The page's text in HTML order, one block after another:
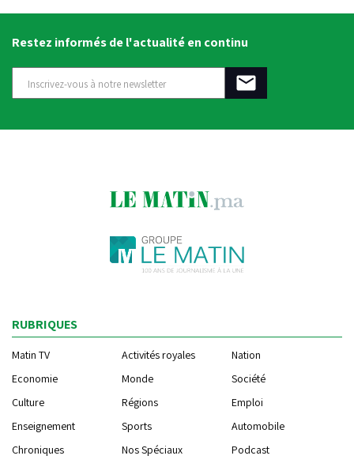
Restez informés de l'actualité en continu
RUBRIQUES
Matin TV Activités royales
Nation
Economie
Monde
Société
Culture
Régions
Emploi
Enseignement
Sports
Automobile
Chroniques
Nos Spéciaux Podcast